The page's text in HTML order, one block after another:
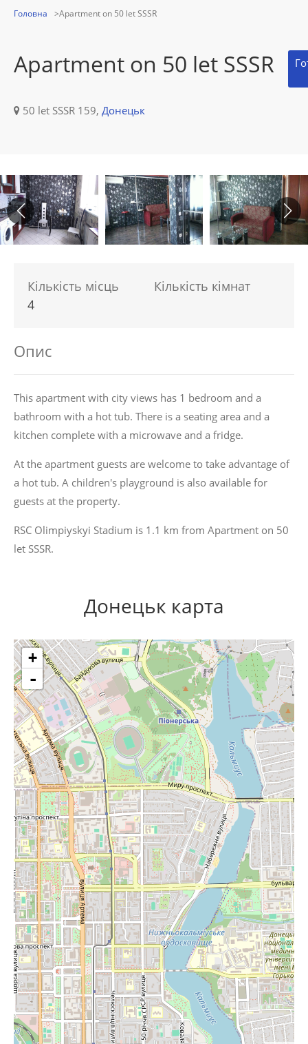
Головна Apartment on 50 let SSSR
Apartment on 50 let SSSR
50 let SSSR 159, Донецьк
Кількість місць
4
Кількість кімнат
Опис
This apartment with city views has 1 bedroom and a
bathroom with a hot tub. There is a seating area and a
kitchen complete with a microwave and a fridge.
At the apartment guests are welcome to take advantage of
a hot tub. A children's playground is also available for
guests at the property.
RSC Olimpiyskyi Stadium is 1.1 km from Apartment on 50
let SSSR.
Донецьк карта
+
-